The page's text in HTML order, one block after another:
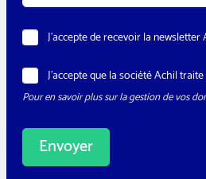
l
N
e
w
s
l
e
t
J’accepte de recevoir la
R
G
P
*
J’accepte que la société Achil
Pour en savoir plus sur la gestion de vos
Envoyer